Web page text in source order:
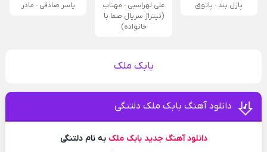
پازل بند - پاتوق
علی لهراسبی - مهتاب
(تیتراژ سریال صفا با
خانواده)
یاسر صادقی - مادر
بابک ملک
دانلود آهنگ بابک ملک دلتنگی
دانلود آهنگ جدید بابک ملک به نام دلتنگی